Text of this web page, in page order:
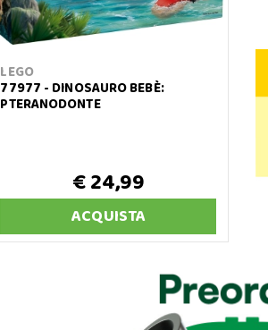
LEGO
77977 - DINOSAURO BEBÈ:
PTERANODONTE
€ 24,99
ACQUISTA